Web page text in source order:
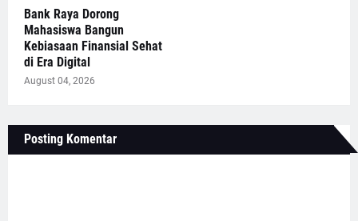
Bank Raya Dorong
Mahasiswa Bangun
Kebiasaan Finansial Sehat
di Era Digital
August 04, 2026
Posting Komentar